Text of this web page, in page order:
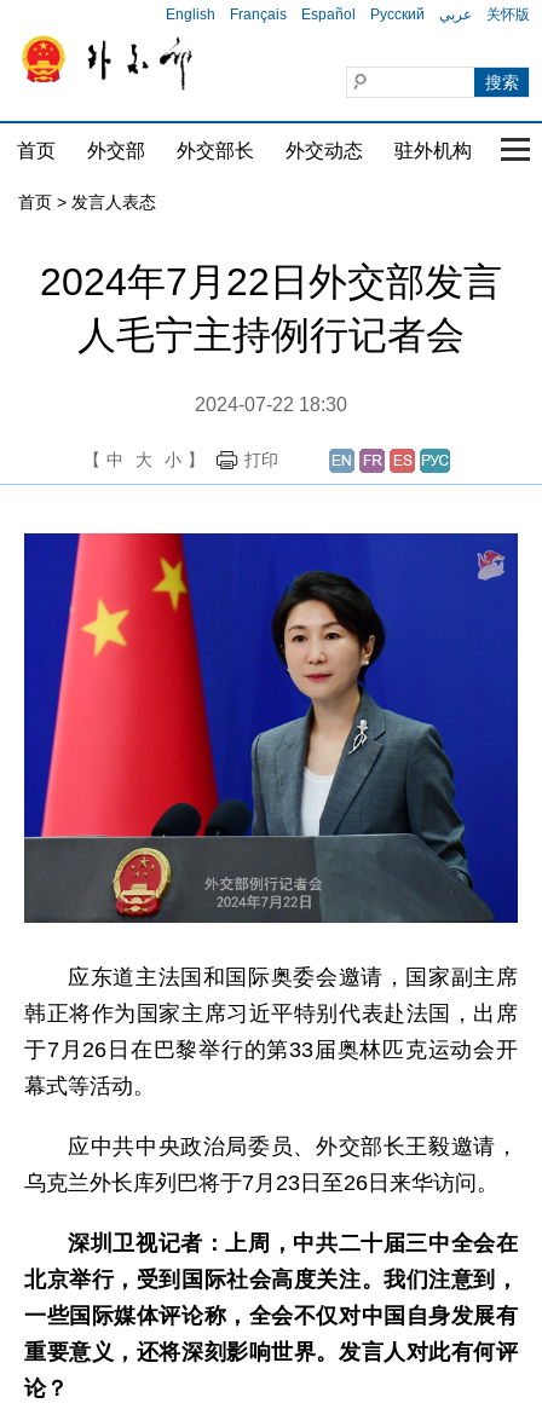
English Français Español Русский عربي 关怀版
首页 外交部 外交部长 外交动态 驻外机构 国
首页 > 发言人表态
2024年7月22日外交部发言
人毛宁主持例行记者会
2024-07-22 18:30
【 中 大 小 】 打印
应东道主法国和国际奥委会邀请，国家副主席
韩正将作为国家主席习近平特别代表赴法国，出席
于7月26日在巴黎举行的第33届奥林匹克运动会开
幕式等活动。
应中共中央政治局委员、外交部长王毅邀请，
乌克兰外长库列巴将于7月23日至26日来华访问。
深圳卫视记者：
上周，中共二十届三中全会在
北京举行，受到国际社会高度关注。我们注意到，
一些国际媒体评论称，全会不仅对中国自身发展有
重要意义，还将深刻影响世界。发言人对此有何评
论？